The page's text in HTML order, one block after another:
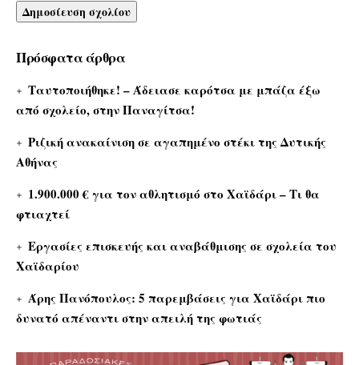
Πρόσφατα άρθρα
Ταυτοποιήθηκε! – Άδειασε καρότσα με μπάζα έξω
από σχολείο, στην Παναγίτσα!
Ριζική ανακαίνιση σε αγαπημένο στέκι της Δυτικής
Αθήνας
1.900.000 € για τον αθλητισμό στο Χαϊδάρι – Τι θα
φτιαχτεί
Εργασίες επισκευής και αναβάθμισης σε σχολεία του
Χαϊδαρίου
Άρης Πανόπουλος: 5 παρεμβάσεις για Χαϊδάρι πιο
δυνατό απέναντι στην απειλή της φωτιάς